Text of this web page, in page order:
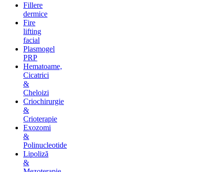
Fillere
dermice
Fire
lifting
facial
Plasmogel
PRP
Hematoame,
Cicatrici
&
Cheloizi
Criochirurgie
&
Crioterapie
Exozomi
&
Polinucleotide
Lipoliză
&